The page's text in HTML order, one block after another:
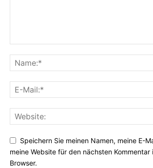
Speichern Sie meinen Namen, meine E-
meine Website für den nächsten Kommentar
Browser.